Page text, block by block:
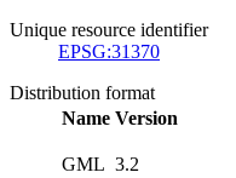
Unique resource identifier
EPSG:31370
Distribution format
Name Version
GML 3.2